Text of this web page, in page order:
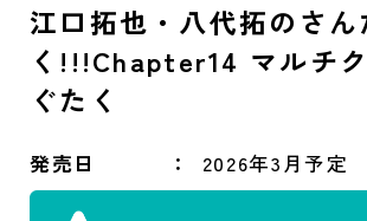
江口拓也・八代拓のさん
く!!!Chapter14 マルチ
ぐたく
発売日 2026年3月予定